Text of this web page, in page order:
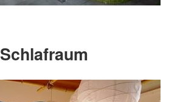
Schlafraum